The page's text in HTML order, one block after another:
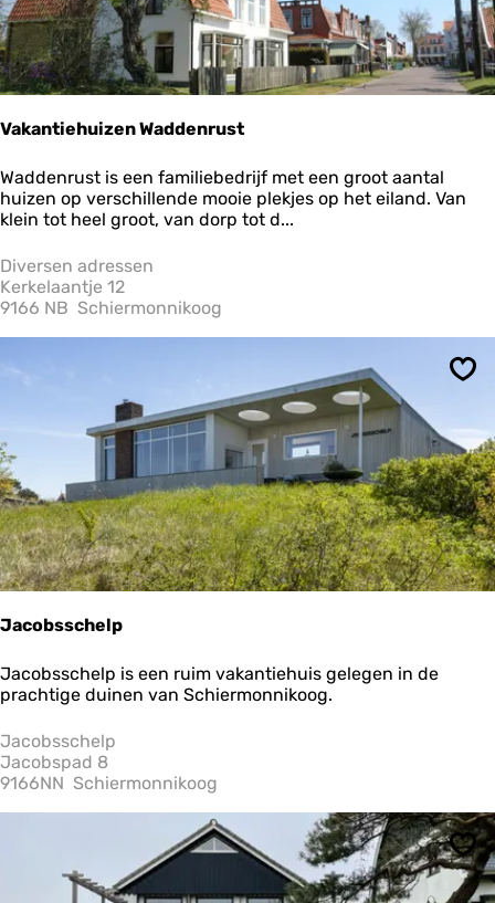
Vakantiehuizen Waddenrust
V
a
k
n
t
i
h
u
n
W
a
d
d
e
n
r
u
s
Waddenrust is een familiebedrijf met een groot aantal
huizen op verschillende mooie plekjes op het eiland. Van
klein tot heel groot, van dorp tot d...
Diversen adressen
Kerkelaantje 12
9166 NB Schiermonnikoog
Jacobsschelp
J
a
o
b
s
c
Jacobsschelp is een ruim vakantiehuis gelegen in de
prachtige duinen van Schiermonnikoog.
Jacobsschelp
Jacobspad 8
9166NN Schiermonnikoog